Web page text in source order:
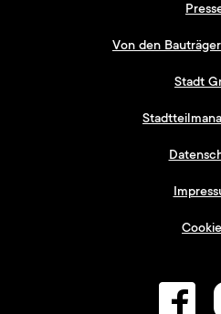
Von den
Stadt